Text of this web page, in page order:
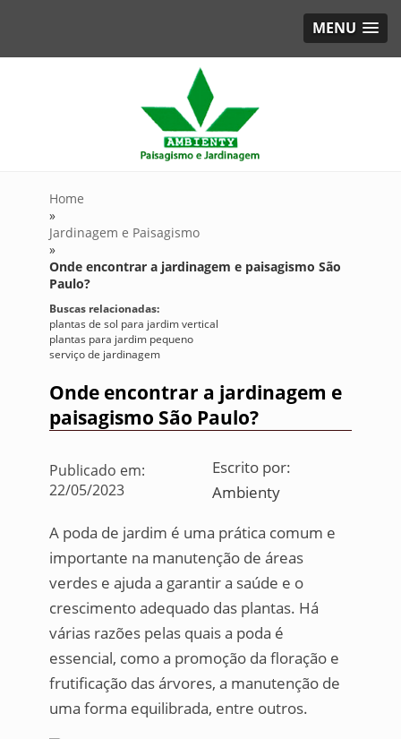
MENU
Home
»
Jardinagem e Paisagismo
»
Onde encontrar a jardinagem e paisagismo São
Paulo?
Buscas relacionadas:
plantas de sol para jardim vertical
plantas para jardim pequeno
serviço de jardinagem
Onde encontrar a jardinagem e
paisagismo São Paulo?
Publicado em:
22/05/2023
Escrito por:
Ambienty
A poda de jardim é uma prática comum e
importante na manutenção de áreas
verdes e ajuda a garantir a saúde e o
crescimento adequado das plantas. Há
várias razões pelas quais a poda é
essencial, como a promoção da floração e
frutificação das árvores, a manutenção de
uma forma equilibrada, entre outros.